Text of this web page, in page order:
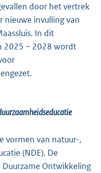
door het vertrek
nieuwe invulling van
In dit
2025 – 2028 wordt
vormen van natuur-,
(NDE). De
Ontwikkeling